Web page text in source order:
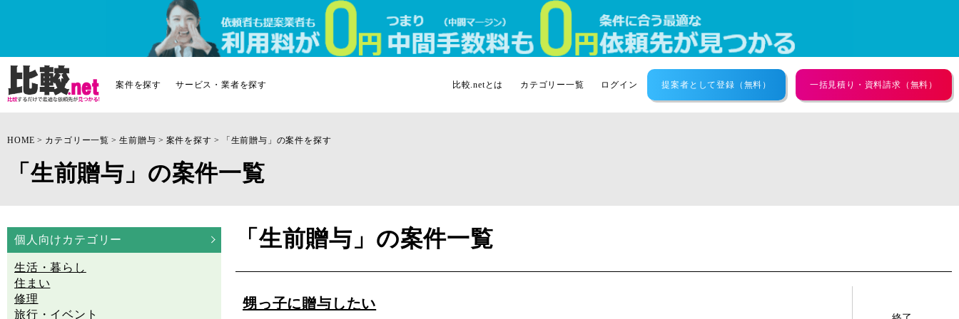
案件を探す サービス・業者を探す 比較.netとは カテゴリー一覧 ログイン 提案者として登録（無料） 一括見積り・資料請求（無料）
HOME カテゴリー一覧 生前贈与 案件を探す 「生前贈与」の案件を探す
「生前贈与」の案件一覧
個人向けカテゴリー
生活・暮らし
住まい
修理
旅行・イベント
「生前贈与」の案件一覧
甥っ子に贈与したい